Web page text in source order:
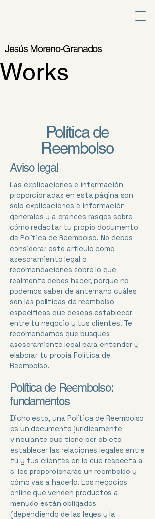
Jesús Moreno-Granados
Works
Política de
Reembolso
Aviso legal
Las explicaciones e información
proporcionadas en esta página son
solo explicaciones e información
generales y a grandes rasgos sobre
cómo redactar tu propio documento
de Política de Reembolso. No debes
considerar este artículo como
asesoramiento legal o
recomendaciones sobre lo que
realmente debes hacer, porque no
podemos saber de antemano cuáles
son las políticas de reembolso
específicas que deseas establecer
entre tu negocio y tus clientes. Te
recomendamos que busques
asesoramiento legal para entender y
elaborar tu propia Política de
Reembolso.
Política de Reembolso:
fundamentos
Dicho esto, una Política de Reembolso
es un documento jurídicamente
vinculante que tiene por objeto
establecer las relaciones legales entre
tú y tus clientes en lo que respecta a
si les proporcionarás un reembolso y
cómo vas a hacerlo. Los negocios
online que venden productos a
menudo están obligados
(dependiendo de las leyes y la